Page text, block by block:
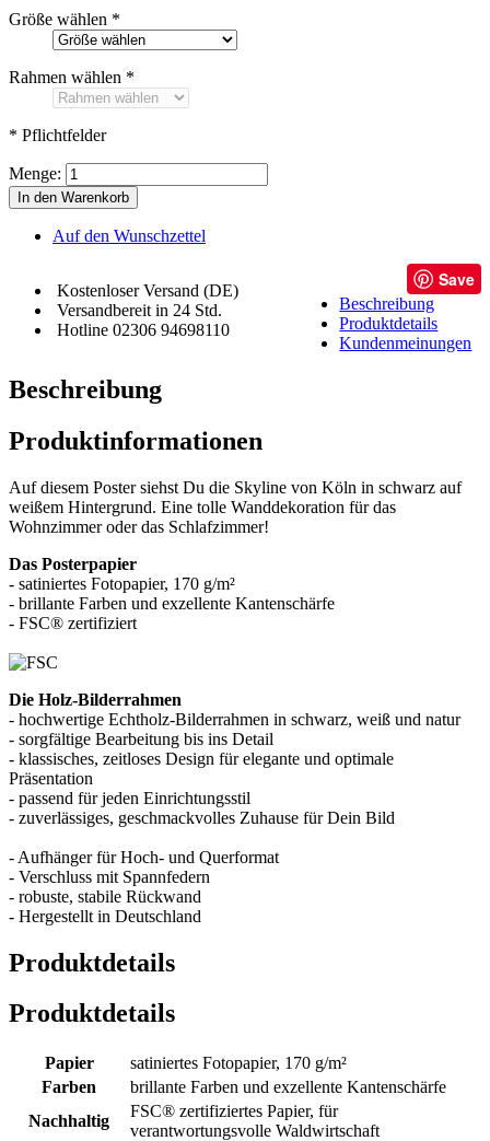
Größe wählen *
Rahmen wählen *
* Pflichtfelder
Menge:
In den Warenkorb
Auf den Wunschzettel
Kostenloser Versand (DE)
Versandbereit in 24 Std.
Hotline 02306 94698110
Save
Beschreibung
Produktdetails
Kundenmeinungen
Beschreibung
Produktinformationen
Auf diesem Poster siehst Du die Skyline von Köln in schwarz auf
weißem Hintergrund. Eine tolle Wanddekoration für das
Wohnzimmer oder das Schlafzimmer!
Das Posterpapier
- satiniertes Fotopapier, 170 g/m²
- brillante Farben und exzellente Kantenschärfe
- FSC® zertifiziert
Die Holz-Bilderrahmen
- hochwertige Echtholz-Bilderrahmen in schwarz, weiß und natur
- sorgfältige Bearbeitung bis ins Detail
- klassisches, zeitloses Design für elegante und optimale
Präsentation
- passend für jeden Einrichtungsstil
- zuverlässiges, geschmackvolles Zuhause für Dein Bild
- Aufhänger für Hoch- und Querformat
- Verschluss mit Spannfedern
- robuste, stabile Rückwand
- Hergestellt in Deutschland
Produktdetails
Produktdetails
Papier
satiniertes Fotopapier, 170 g/m²
Farben
brillante Farben und exzellente Kantenschärfe
Nachhaltig
FSC® zertifiziertes Papier, für
verantwortungsvolle Waldwirtschaft